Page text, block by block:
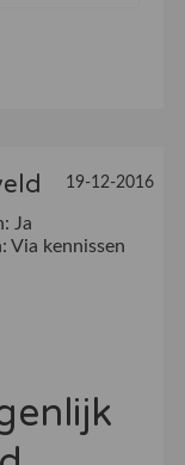
19-12-2016
Ja
Via kennissen